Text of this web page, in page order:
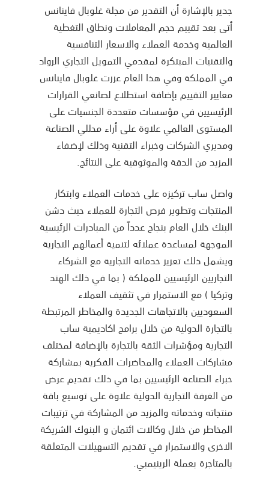
جدير بالإشارة أن التقدير من مجلة غلوبال فاينانس
أتى بعد تقييم حجم المعاملات ونطاق التغطية
العالمية وخدمة العملاء والاسعار التنافسية
والتقنيات المبتكرة لمقدمي التمويل التجاري الرواد
في المملكة وفي هذا العام عززت غلوبال فاينانس
معايير التقييم بإضافة استطلاع لصانعي القرارات
الرئيسيين في مؤسسات متعددة الجنسيات على
المستوى العالمي علاوة على أراء محللي الصناعة
ومديري الشركات وخبراء التقنية وذلك لإضفاء
المزيد من الدقة والموثوقية على النتائج.
واصل ساب تركيزه على خدمات العملاء وابتكار
المنتجات وتطوير فرص التجارة للعملاء حيث دشن
البنك خلال العام بنجاح عدداً من المبادرات الرئيسية
الموجهة لمساعدة عملائه لتنمية أعمالهم التجارية
ويشمل ذلك تعزيز خدماته التجارية مع الشركاء
التجاريين الرئيسيين للمملكة ( بما في ذلك الهند
وتركيا ) مع الاستمرار في تثقيف العملاء
السعوديين بالاتجاهات الجديدة والمخاطر المرتبطة
بالتجارة الدولية من خلال برامج اكاديمية ساب
التجارية ومؤشرات الثقة بالتجارة بالإضافة لمختلف
مشاركات العملاء والمحاضرات الفكرية بمشاركة
خبراء الصناعة الرئيسيين بما في ذلك تقديم عرض
من الغرفة التجارية الدولية علاوة على توسيع باقة
منتجاته وخدماته والمزيد من المشاركة في ترتيبات
المخاطر من خلال وكالات ائتمان و البنوك الشريكة
الاخرى والاستمرار في تقديم التسهيلات المتعلقة
بالمتاجرة بعملة الرينيمبي.